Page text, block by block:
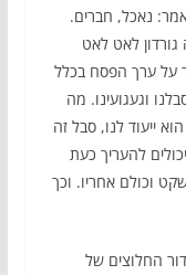
נאכל, חברים.
לאט לאט
על ערך הפסח בכלל
וגעגועינו. מה
ייעוד לנו, סבל זה
להעריך כעת
וכולם אחריו. וכך
החלוצים של